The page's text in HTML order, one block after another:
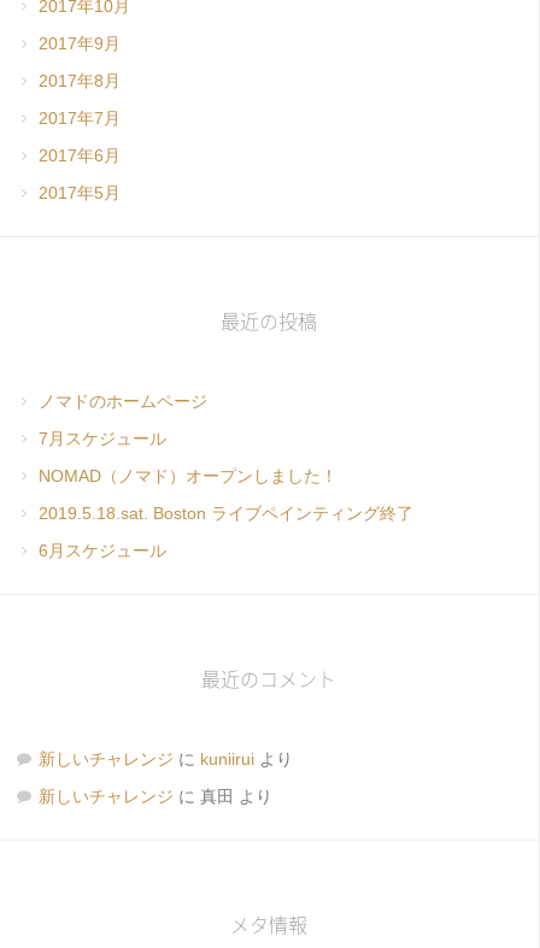
2017年10月
2017年9月
2017年8月
2017年7月
2017年6月
2017年5月
最近の投稿
ノマドのホームページ
7月スケジュール
NOMAD（ノマド）オープンしました！
2019.5.18.sat. Boston ライブペインティング終了
6月スケジュール
最近のコメント
新しいチャレンジ に kuniirui より
新しいチャレンジ に 真田 より
メタ情報